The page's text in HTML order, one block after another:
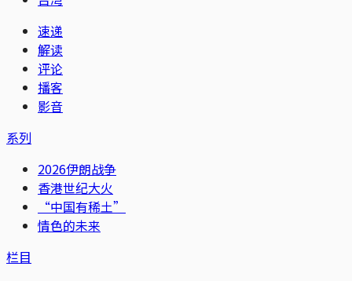
速递
解读
评论
播客
影音
系列
2026伊朗战争
香港世纪大火
“中国有稀土”
情色的未来
栏目